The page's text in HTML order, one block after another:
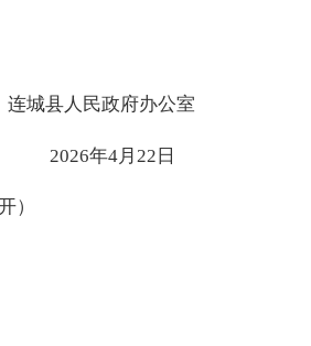
连城县人民政府办公室
2026年4月22日
）